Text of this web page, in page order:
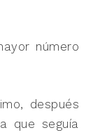
número
después
que seguía